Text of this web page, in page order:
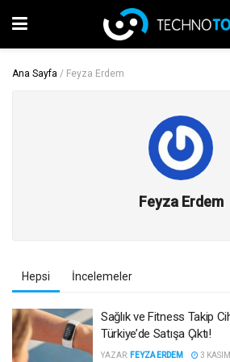
Ana Sayfa / Feyza Erdem
Feyza Erdem
Hepsi İncelemeler
Sağlık ve Fitness Takip
Türkiye’de Satışa Çıktı!
YAZAR: FEYZA ERDEM 3